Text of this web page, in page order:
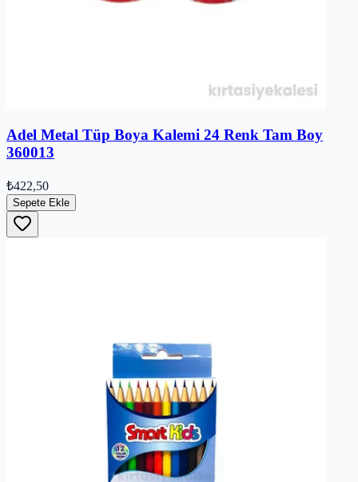
Adel Metal Tüp Boya Kalemi 24 Renk Tam Boy
360013
₺422,50
Sepete Ekle